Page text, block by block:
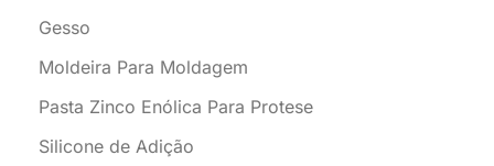
Gesso
Moldeira Para Moldagem
Pasta Zinco Enólica Para Protese
Silicone de Adição